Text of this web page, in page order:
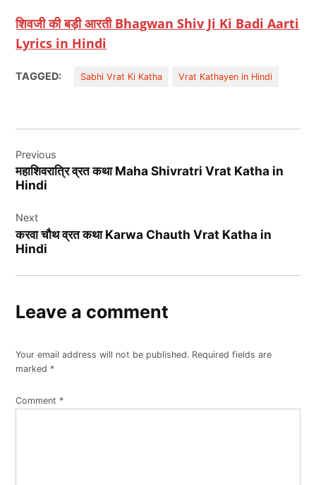
शिवजी की बड़ी आरती Bhagwan Shiv Ji Ki Badi Aarti
Lyrics in Hindi
TAGGED: Sabhi Vrat Ki Katha Vrat Kathayen in Hindi
navigation
Previous
महाशिवरात्रि व्रत कथा Maha Shivratri Vrat Katha in
Hindi
Next
करवा चौथ व्रत कथा Karwa Chauth Vrat Katha in
Hindi
Leave a comment
Your email address will not be published. Required fields are
marked *
Comment *